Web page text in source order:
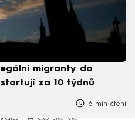
migranty do
za 10 týdnů
6 min čtení
A co se ve